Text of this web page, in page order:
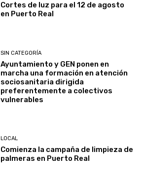
Cortes de luz para el 12 de agosto
en Puerto Real
SIN CATEGORÍA
Ayuntamiento y GEN ponen en
marcha una formación en atención
sociosanitaria dirigida
preferentemente a colectivos
vulnerables
LOCAL
Comienza la campaña de limpieza de
palmeras en Puerto Real